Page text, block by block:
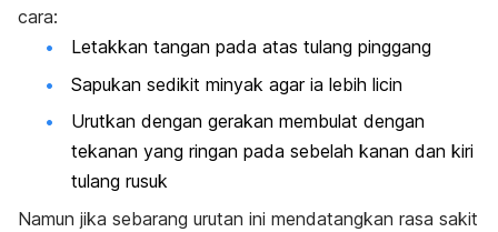
cara:
Letakkan tangan pada atas tulang pinggang
Sapukan sedikit minyak agar ia lebih licin
Urutkan dengan gerakan membulat dengan
tekanan yang ringan pada sebelah kanan dan kiri
tulang rusuk
Namun jika sebarang urutan ini mendatangkan rasa sakit